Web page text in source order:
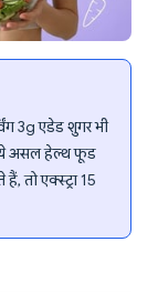
3g एडेड शुगर भी
ये असल हेल्थ फूड
तो एक्स्ट्रा 15